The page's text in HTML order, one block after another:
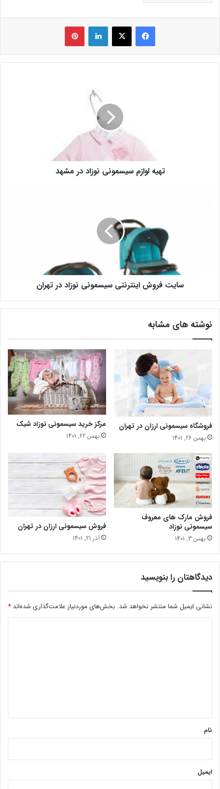
فیس بوک X لینکدین ‫پین‌ترست
تهیه لوازم سیسمونی نوزاد در مشهد
سایت فروش اینترنتی سیسمونی نوزاد در تهران
نوشته های مشابه
فروشگاه سیسمونی ارزان در تهران
بهمن 26, 1401
مرکز خرید سیسمونی نوزاد شیک
بهمن 22, 1401
فروش مارک های معروف
سیسمونی نوزاد
بهمن 3, 1401
فروش سیسمونی ارزان در تهران
آذر 21, 1401
دیدگاهتان را بنویسید
نشانی ایمیل شما منتشر نخواهد شد. بخش‌های موردنیاز علامت‌گذاری شده‌اند *
نام
ایمیل